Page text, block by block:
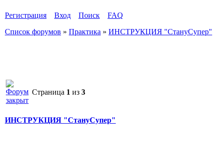
Регистрация Вход Поиск
FAQ
Список форумов » Практика » ИНСТРУКЦИЯ "СтануСупер"
Страница 1 из 3
ИНСТРУКЦИЯ "СтануСупер"